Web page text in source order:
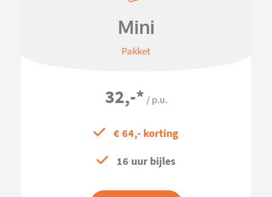
Mini
Pakket
32,-* / p.u.
€ 64,- korting
16 uur bijles